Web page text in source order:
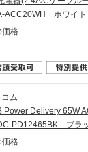
ACC20WH ホワイト
価格
ム
Power Delivery 65W
PD12465BK ブラ
価格